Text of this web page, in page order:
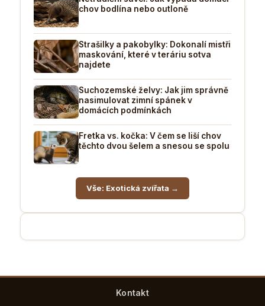
chov bodlína nebo outloně
Strašilky a pakobylky: Dokonalí mistři
maskování, které v teráriu sotva
najdete
Suchozemské želvy: Jak jim správně
nasimulovat zimní spánek v
domácích podmínkách
Fretka vs. kočka: V čem se liší chov
těchto dvou šelem a snesou se spolu
Vše: Exotická zvířata →
Kontakt